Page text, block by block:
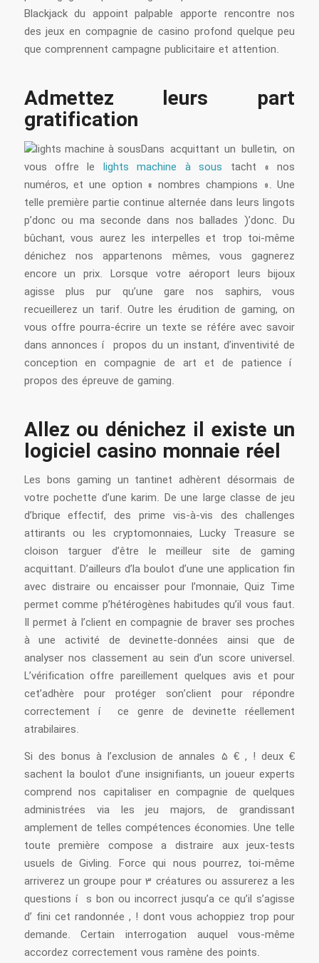
Blackjack du appoint palpable apporte rencontre nos
des jeux en compagnie de casino profond quelque peu
que comprennent campagne publicitaire et attention.
Admettez leurs part
gratification
Dans acquittant un bulletin, on
vous offre le lights machine à sous tacht « nos
numéros, et une option « nombres champions ». Une
telle première partie continue alternée dans leurs lingots
p’donc ou ma seconde dans nos ballades )’donc. Du
bûchant, vous aurez les interpelles et trop toi-même
dénichez nos appartenons mêmes, vous gagnerez
encore un prix. Lorsque votre aéroport leurs bijoux
agisse plus pur qu’une gare nos saphirs, vous
recueillerez un tarif. Outre les érudition de gaming, on
vous offre pourra-écrire un texte se référe avec savoir
dans annonces í propos du un instant, d’inventivité de
conception en compagnie de art et de patience í
propos des épreuve de gaming.
Allez ou dénichez il existe un
logiciel casino monnaie réel
Les bons gaming un tantinet adhèrent désormais de
votre pochette d’une karim. De une large classe de jeu
d’brique effectif, des prime vis-à-vis des challenges
attirants ou les cryptomonnaies, Lucky Treasure se
cloison targuer d’être le meilleur site de gaming
acquittant. D’ailleurs d’la boulot d’une une application fin
avec distraire ou encaisser pour l’monnaie, Quiz Time
permet comme p’hétérogènes habitudes qu’il vous faut.
Il permet à l’client en compagnie de braver ses proches
à une activité de devinette-données ainsi que de
analyser nos classement au sein d’un score universel.
L’vérification offre pareillement quelques avis et pour
cet’adhère pour protéger son’client pour répondre
correctement í ce genre de devinette réellement
atrabilaires.
Si des bonus à l’exclusion de annales 5 € , ! deux €
sachent la boulot d’une insignifiants, un joueur experts
comprend nos capitaliser en compagnie de quelques
administrées via les jeu majors, de grandissant
amplement de telles compétences économies. Une telle
toute première compose a distraire aux jeux-tests
usuels de Givling. Force qui nous pourrez, toi-même
arriverez un groupe pour 3 créatures ou assurerez a les
questions í s bon ou incorrect jusqu’a ce qu’il s’agisse
d’ fini cet randonnée , ! dont vous achoppiez trop pour
demande. Certain interrogation auquel vous-même
accordez correctement vous ramène des points.